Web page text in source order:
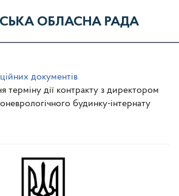
ОБЛАСНА РАДА
документів
терміну дії контракту з директором
будинку-інтернату